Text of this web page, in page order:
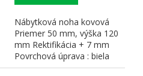
Nábytková noha kovová
Priemer 50 mm, výška 120
mm Rektifikácia + 7 mm
Povrchová úprava : biela
lesklá